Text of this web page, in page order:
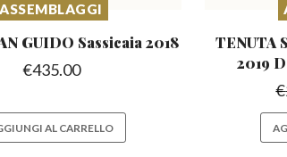
ASSEMBLAGGI
GUIDO Sassicaia 2018
€435.00
AL CARRELLO
TENUTA
2019
€